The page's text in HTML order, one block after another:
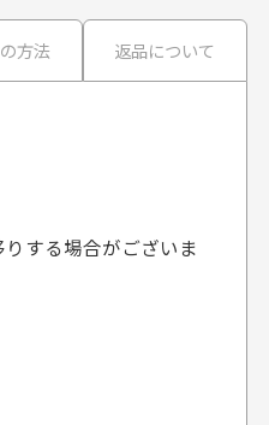
30代男性
来ました。またお願いし
ます。
クでの配送のみとさせて
方法 返品について
する場合がございま